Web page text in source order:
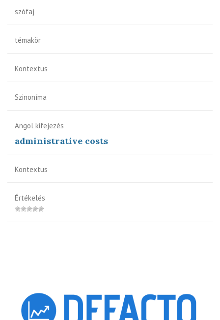
szófaj
témakör
Kontextus
Szinoníma
Angol kifejezés
administrative costs
Kontextus
Értékelés